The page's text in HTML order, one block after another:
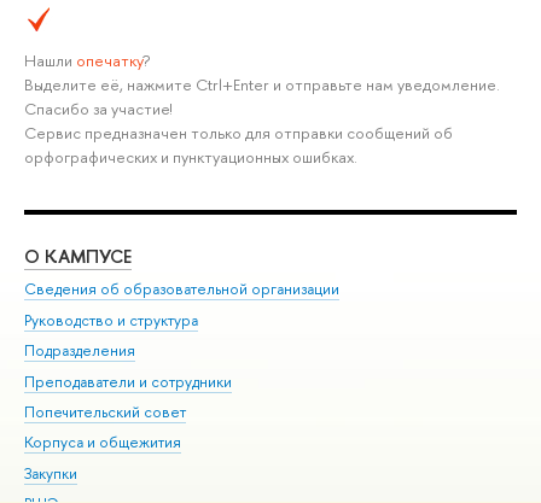
Нашли опечатку?
Выделите её, нажмите Ctrl+Enter и отправьте нам уведомление.
Спасибо за участие!
Сервис предназначен только для отправки сообщений об
орфографических и пунктуационных ошибках.
О КАМПУСЕ
Сведения об образовательной организации
Руководство и структура
Подразделения
Преподаватели и сотрудники
Попечительский совет
Корпуса и общежития
Закупки